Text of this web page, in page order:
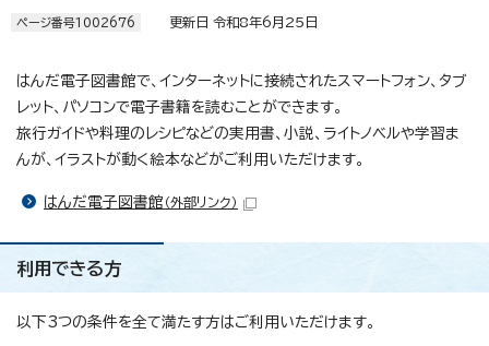
ページ番号1002676 更新日 令和8年6月25日
はんだ電子図書館で、インターネットに接続されたスマートフォン、タブ
レット、パソコンで電子書籍を読むことができます。
旅行ガイドや料理のレシピなどの実用書、小説、ライトノベルや学習ま
んが、イラストが動く絵本などがご利用いただけます。
はんだ電子図書館 （外部リンク）
利用できる方
以下3つの条件を全て満たす方はご利用いただけます。